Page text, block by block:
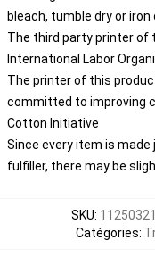
bleach, tumble dry or
The third party printer of
International Labor
The printer of this
committed to improving
Cotton Initiative
Since every item is
fulfiller, there may be
SKU:
Catégories: